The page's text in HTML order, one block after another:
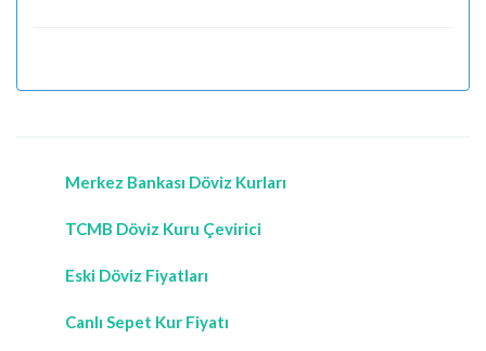
Merkez Bankası Döviz Kurları
TCMB Döviz Kuru Çevirici
Eski Döviz Fiyatları
Canlı Sepet Kur Fiyatı